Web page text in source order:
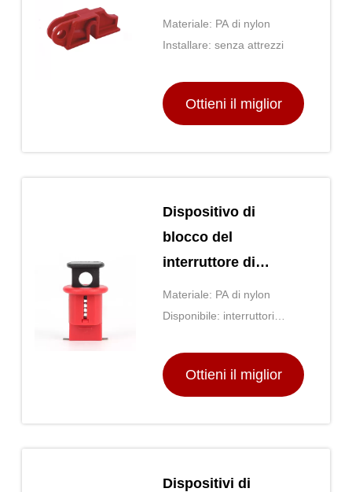
dell'interruttore di
plastica
Materiale: PA di nylon
Installare: senza attrezzi
Ottieni il miglior
Dispositivo di
blocco del
interruttore di
circuito Mcb
resistente
Materiale: PA di nylon
Disponibile: interruttori
Ottieni il miglior
Dispositivi di